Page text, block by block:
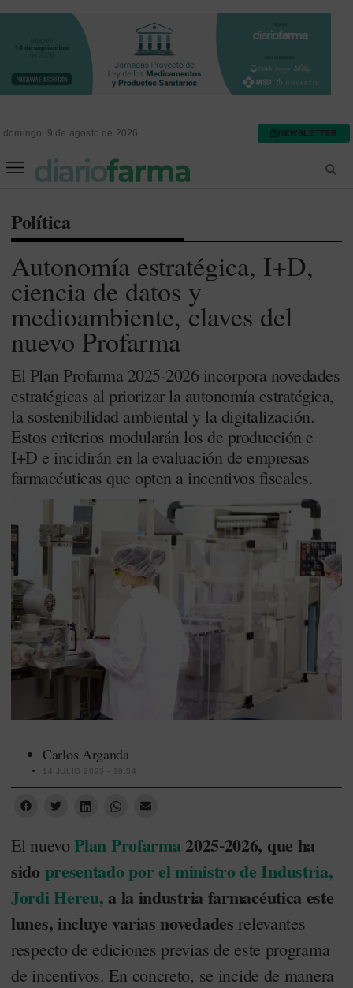
domingo, 9 de agosto de 2026 NEWSLETTER
Política
Autonomía estratégica, I+D,
ciencia de datos y
medioambiente, claves del
nuevo Profarma
El Plan Profarma 2025-2026 incorpora novedades
estratégicas al priorizar la autonomía estratégica,
la sostenibilidad ambiental y la digitalización.
Estos criterios modularán los de producción e
I+D e incidirán en la evaluación de empresas
farmacéuticas que opten a incentivos fiscales.
Carlos Arganda
14 JULIO 2025 - 18:54
El nuevoPlan Profarma2025-2026, que ha
sido presentado por el ministro de Industria,
Jordi Hereu, a la industria farmacéutica este
lunes, incluye varias novedades relevantes
respecto de ediciones previas de este programa
de incentivos. En concreto, se incide de manera